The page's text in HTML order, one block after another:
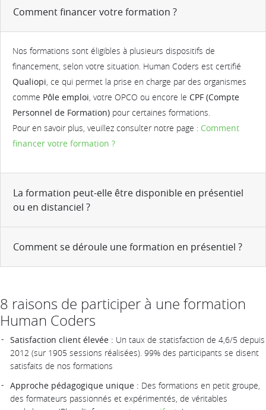
Comment financer votre formation ?
Nos formations sont éligibles à plusieurs dispositifs de
financement, selon votre situation. Human Coders est certifié
Qualiopi, ce qui permet la prise en charge par des organismes
comme Pôle emploi, votre OPCO ou encore le CPF (Compte
Personnel de Formation) pour certaines formations.
Pour en savoir plus, veuillez consulter notre page : Comment
financer votre formation ?
La formation peut-elle être disponible en présentiel
ou en distanciel ?
Comment se déroule une formation en présentiel ?
8 raisons de participer à une formation
Human Coders
Satisfaction client élevée : Un taux de statisfaction de 4,6/5 depuis
2012 (sur 1905 sessions réalisées). 99% des participants se disent
satisfaits de nos formations
Approche pédagogique unique : Des formations en petit groupe,
des formateurs passionnés et expérimentés, de véritables